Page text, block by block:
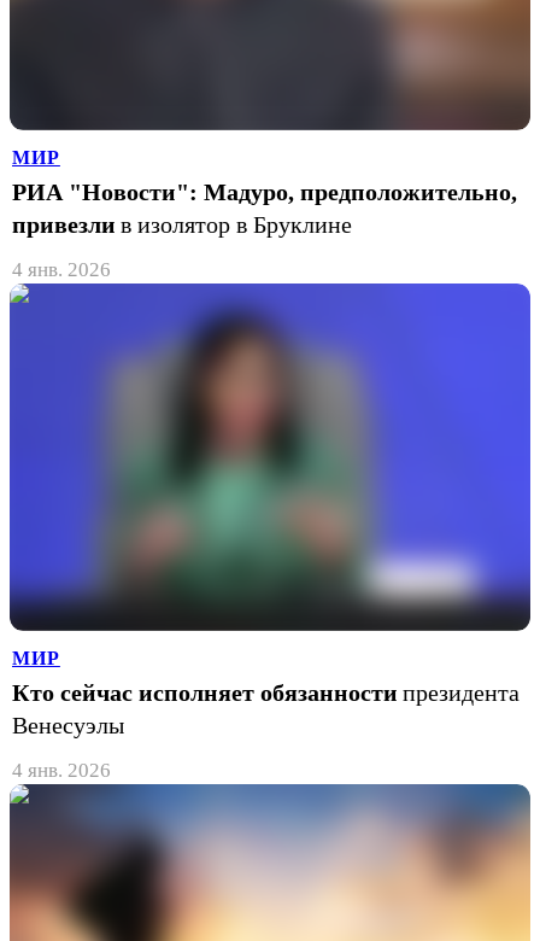
МИР
РИА "Новости": Мадуро, предположительно,
привезли в изолятор в Бруклине
4 янв. 2026
МИР
Кто сейчас исполняет обязанности президента
Венесуэлы
4 янв. 2026